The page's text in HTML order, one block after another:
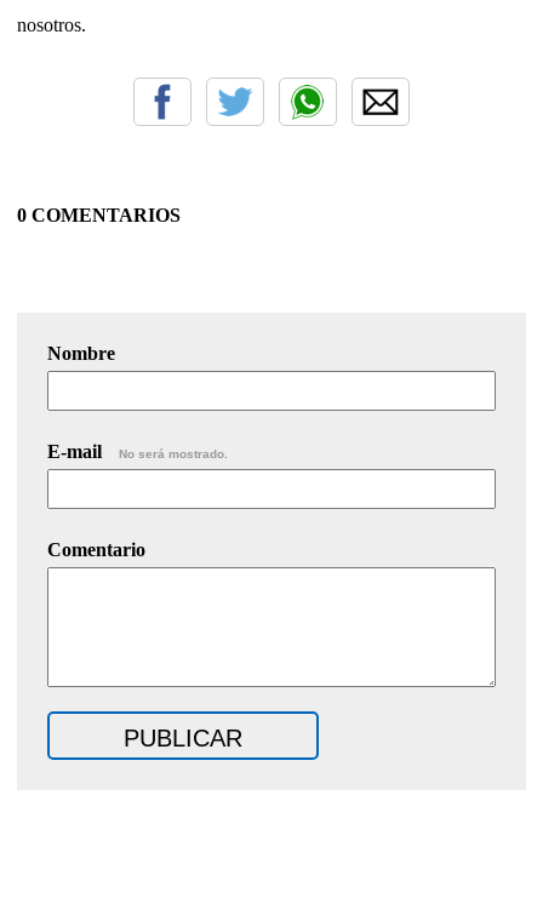
nosotros.
0 COMENTARIOS
Nombre
E-mail No será mostrado.
Comentario